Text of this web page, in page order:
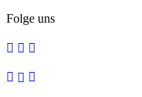
Folge uns